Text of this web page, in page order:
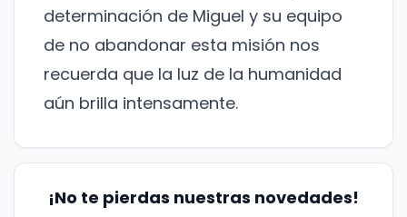
determinación de Miguel y su equipo
de no abandonar esta misión nos
recuerda que la luz de la humanidad
aún brilla intensamente.
¡No te pierdas nuestras novedades!
Correo electrónico
No te preocupes, no enviamos spam.